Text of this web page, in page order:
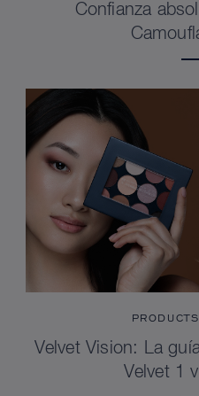
Confianza
Velvet Vision: La
Velvet 1